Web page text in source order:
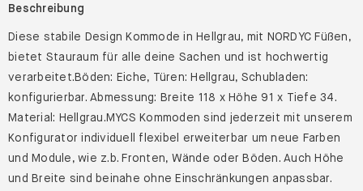
Beschreibung
Diese stabile Design Kommode in Hellgrau, mit NORDYC Füßen,
bietet Stauraum für alle deine Sachen und ist hochwertig
verarbeitet.Böden: Eiche, Türen: Hellgrau, Schubladen:
konfigurierbar. Abmessung: Breite 118 x Höhe 91 x Tiefe 34.
Material: Hellgrau.MYCS Kommoden sind jederzeit mit unserem
Konfigurator individuell flexibel erweiterbar um neue Farben
und Module, wie z.b. Fronten, Wände oder Böden. Auch Höhe
und Breite sind beinahe ohne Einschränkungen anpassbar.